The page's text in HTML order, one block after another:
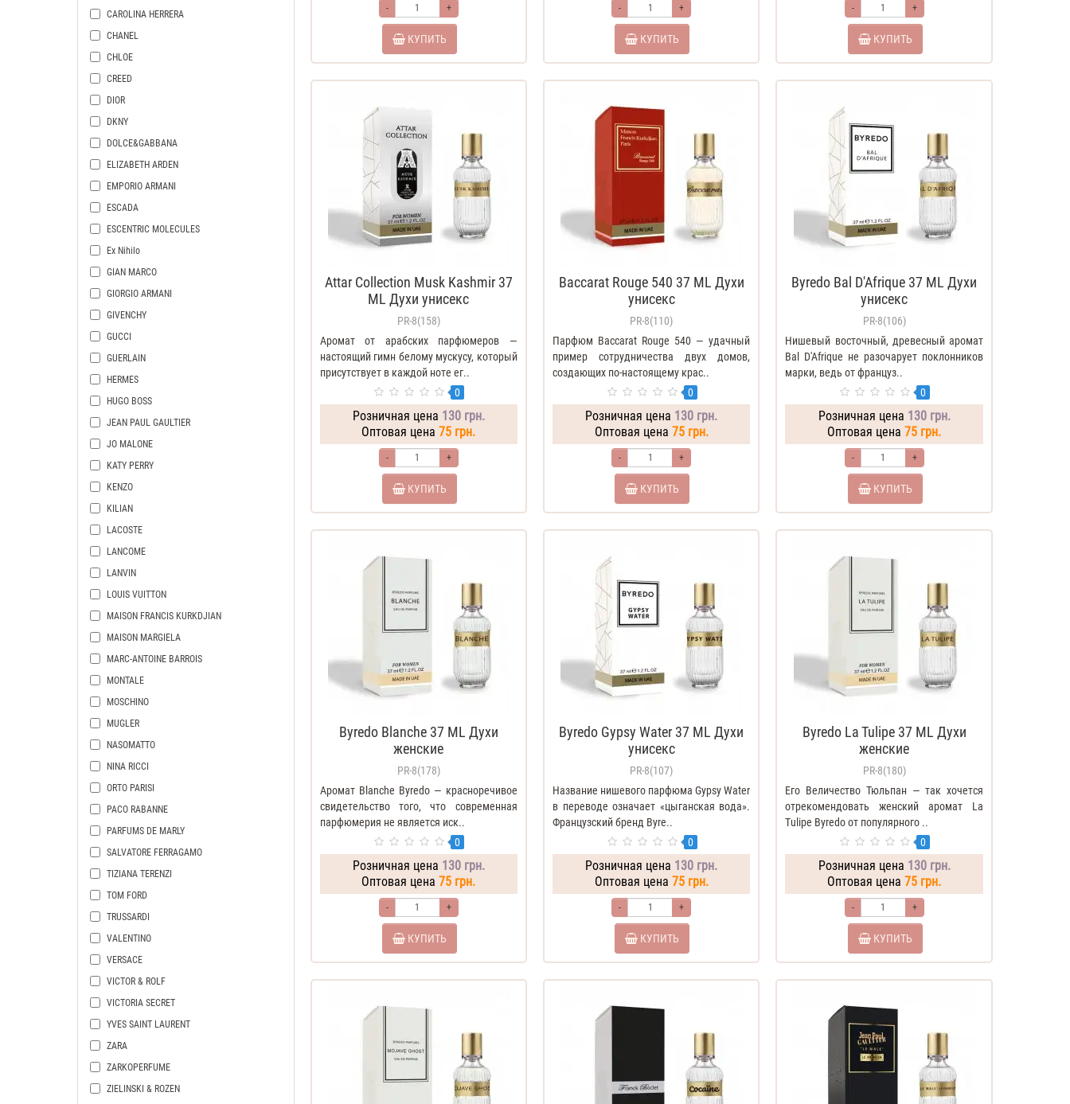
CAROLINA HERRERA
CHANEL
CHLOE
CREED
DIOR
DKNY
DOLCE&GABBANA
ELIZABETH ARDEN
EMPORIO ARMANI
ESCADA
ESCENTRIC MOLECULES
Ex Nihilo
GIAN MARCO
GIORGIO ARMANI
GIVENCHY
GUCCI
GUERLAIN
HERMES
HUGO BOSS
JEAN PAUL GAULTIER
JO MALONE
KATY PERRY
KENZO
KILIAN
LACOSTE
LANCOME
LANVIN
LOUIS VUITTON
MAISON FRANCIS KURKDJIAN
MAISON MARGIELA
MARC-ANTOINE BARROIS
MONTALE
MOSCHINO
MUGLER
NASOMATTO
NINA RICCI
ORTO PARISI
PACO RABANNE
PARFUMS DE MARLY
SALVATORE FERRAGAMO
TIZIANA TERENZI
TOM FORD
TRUSSARDI
VALENTINO
VERSACE
VICTOR & ROLF
VICTORIA SECRET
YVES SAINT LAURENT
ZARA
ZARKOPERFUME
ZIELINSKI & ROZEN
- +
КУПИТЬ
- +
КУПИТЬ
- +
КУПИТЬ
Attar Collection Musk Kashmir 37
ML Духи унисекс
PR-8(158)
Аромат от арабских парфюмеров —
настоящий гимн белому мускусу, который
присутствует в каждой ноте ег..
0
Розничная цена 130 грн.
Оптовая цена 75 грн.
- +
КУПИТЬ
Baccarat Rouge 540 37 ML Духи
унисекс
PR-8(110)
Парфюм Baccarat Rouge 540 — удачный
пример сотрудничества двух домов,
создающих по-настоящему крас..
0
Розничная цена 130 грн.
Оптовая цена 75 грн.
- +
КУПИТЬ
Byredo Bal D'Afrique 37 ML Духи
унисекс
PR-8(106)
Нишевый восточный, древесный аромат
Bal D'Afrique не разочарует поклонников
марки, ведь от француз..
0
Розничная цена 130 грн.
Оптовая цена 75 грн.
- +
КУПИТЬ
Byredo Blanche 37 ML Духи
женские
PR-8(178)
Аромат Blanche Byredo — красноречивое
свидетельство того, что современная
парфюмерия не является иск..
0
Розничная цена 130 грн.
Оптовая цена 75 грн.
- +
КУПИТЬ
Byredo Gypsy Water 37 ML Духи
унисекс
PR-8(107)
Название нишевого парфюма Gypsy Water
в переводе означает «цыганская вода».
Французский бренд Byre..
0
Розничная цена 130 грн.
Оптовая цена 75 грн.
- +
КУПИТЬ
Byredo La Tulipe 37 ML Духи
женские
PR-8(180)
Его Величество Тюльпан — так хочется
отрекомендовать женский аромат La
Tulipe Byredo от популярного ..
0
Розничная цена 130 грн.
Оптовая цена 75 грн.
- +
КУПИТЬ